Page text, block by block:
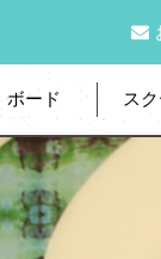
ボード ス